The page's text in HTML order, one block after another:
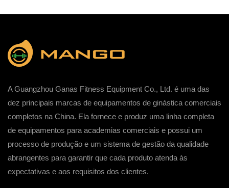
A Guangzhou Ganas Fitness Equipment Co., Ltd. é uma das
dez principais marcas de equipamentos de ginástica comerciais
completos na China. Ela fornece e produz uma linha completa
de equipamentos para academias comerciais e possui um
processo de produção e um sistema de gestão da qualidade
abrangentes para garantir que cada produto atenda às
expectativas e aos requisitos dos clientes.